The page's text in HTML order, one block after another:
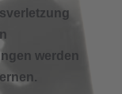
werden